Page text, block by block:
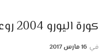
كورة اليورو 2004 روعة لبيس 17
في 16 مارس 2017